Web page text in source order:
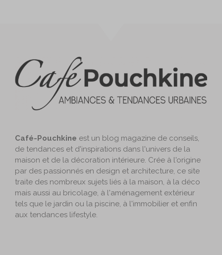
Café-Pouchkine est un blog magazine de conseils,
de tendances et d'inspirations dans l'univers de la
maison et de la décoration intérieure. Crée à l'origine
par des passionnés en design et architecture, ce site
traite des nombreux sujets liés à la maison, à la déco
mais aussi au bricolage, à l'aménagement extérieur
tels que le jardin ou la piscine, à l'immobilier et enfin
aux tendances lifestyle.